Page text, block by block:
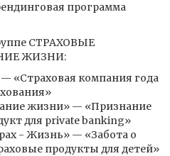
программа
СТРАХОВЫЕ
ЖИЗНИ:
«Страховая компания года
жизни» — «Признание
для private banking»
- Жизнь» — «Забота о
продукты для детей»